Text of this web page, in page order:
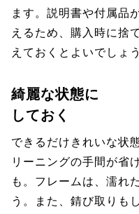
ます。説明書や付属品
えるため、購入時に捨
えておくとよいでしょう
綺麗な状態に
しておく
できるだけきれいな状
リーニングの手間が省
も。フレームは、濡れ
う。また、錆び取りも